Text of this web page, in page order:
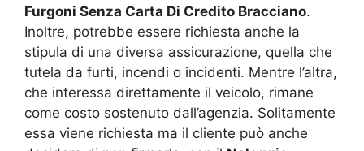
Furgoni Senza Carta Di Credito Bracciano.
Inoltre, potrebbe essere richiesta anche la
stipula di una diversa assicurazione, quella che
tutela da furti, incendi o incidenti. Mentre l’altra,
che interessa direttamente il veicolo, rimane
come costo sostenuto dall’agenzia. Solitamente
essa viene richiesta ma il cliente può anche